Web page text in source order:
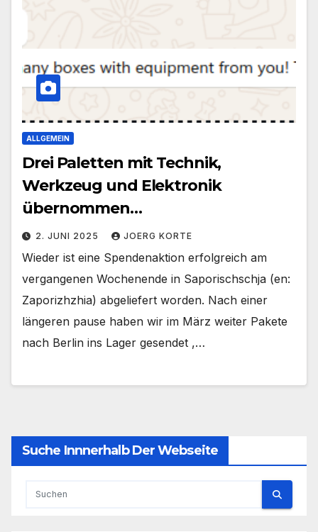
ALLGEMEIN
Drei Paletten mit Technik,
Werkzeug und Elektronik
übernommen…
2. JUNI 2025 JOERG KORTE
Wieder ist eine Spendenaktion erfolgreich am
vergangenen Wochenende in Saporischschja (en:
Zaporizhzhia) abgeliefert worden. Nach einer
längeren pause haben wir im März weiter Pakete
nach Berlin ins Lager gesendet ,…
Suche Innnerhalb Der Webseite